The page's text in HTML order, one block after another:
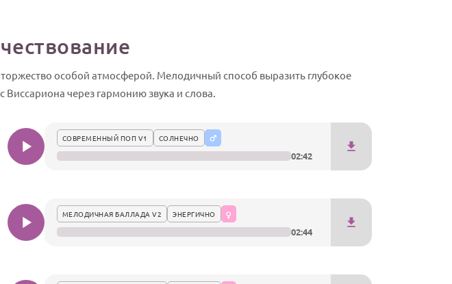
особой атмосферой. Мелодичный способ выразить глубокое
через гармонию звука и слова.
СОВРЕМЕННЫЙ ПОП V1 СОЛНЕЧНО
02:42
МЕЛОДИЧНАЯ БАЛЛАДА V2 ЭНЕРГИЧНО
02:44